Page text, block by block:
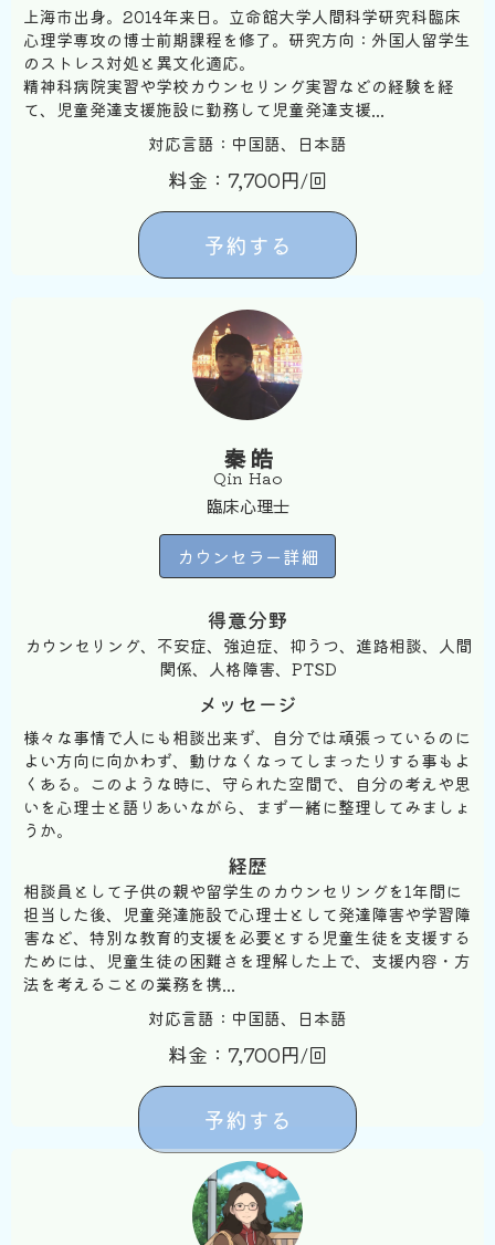
上海市出身。2014年来日。立命館大学人間科学研究科臨床
心理学専攻の博士前期課程を修了。研究方向：外国人留学生
のストレス対処と異文化適応。
精神科病院実習や学校カウンセリング実習などの経験を経
て、児童発達支援施設に勤務して児童発達支援...
対応言語：中国語、日本語
料金：7,700円/回
予約する
秦 皓
Qin Hao
臨床心理士
カウンセラー詳細
得意分野
カウンセリング、不安症、強迫症、抑うつ、進路相談、人間
関係、人格障害、PTSD
メッセージ
様々な事情で人にも相談出来ず、自分では頑張っているのに
よい方向に向かわず、動けなくなってしまったりする事もよ
くある。このような時に、守られた空間で、自分の考えや思
いを心理士と語りあいながら、まず一緒に整理してみましょ
うか。
経歴
相談員として子供の親や留学生のカウンセリングを1年間に
担当した後、児童発達施設で心理士として発達障害や学習障
害など、特別な教育的支援を必要とする児童生徒を支援する
ためには、児童生徒の困難さを理解した上で、支援内容・方
法を考えることの業務を携...
対応言語：中国語、日本語
料金：7,700円/回
予約する